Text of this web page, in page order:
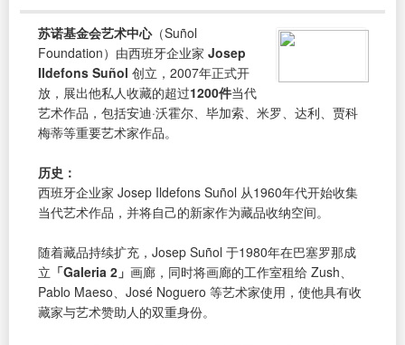
苏诺基金会艺术中心（Suñol
Foundation）由西班牙企业家 Josep
Ildefons Suñol 创立，2007年正式开
放，展出他私人收藏的超过1200件当代
艺术作品，包括安迪·沃霍尔、毕加索、米罗、达利、贾科
梅蒂等重要艺术家作品。
历史：
西班牙企业家 Josep Ildefons Suñol 从1960年代开始收集
当代艺术作品，并将自己的新家作为藏品收纳空间。
随着藏品持续扩充，Josep Suñol 于1980年在巴塞罗那成
立 「Galeria 2」 画廊，同时将画廊的工作室租给 Zush、
Pablo Maeso、José Noguero 等艺术家使用，使他具有收
藏家与艺术赞助人的双重身份。